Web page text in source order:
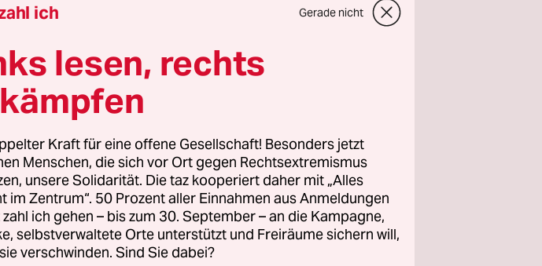
gibt es einen Luxusvorbehalt, auch
davon gehört hat: Das Konto ist
am Sonntagnachmittag die
wird mit Sonnenbrille und
ererbte Aktienportfolio ein Grund,
schändet nicht! Die meisten
gibt, dessen Blog „Die Stützen
noch protestantisch, sondern
nicht mehr auf den
ich Gerade nicht
lesen, rechts
Kraft für eine offene Gesellschaft! Besonders jetzt
Menschen, die sich vor Ort gegen Rechtsextremismus
unsere Solidarität. Die taz kooperiert daher mit „Alles
im Zentrum“. 50 Prozent aller Einnahmen aus Anmeldungen
zahl ich gehen – bis zum 30. September – an die Kampagne,
selbstverwaltete Orte unterstützt und Freiräume sichern will,
verschwinden. Sind Sie dabei?